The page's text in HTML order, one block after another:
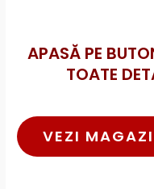
APASĂ PE
TOATE
VEZI